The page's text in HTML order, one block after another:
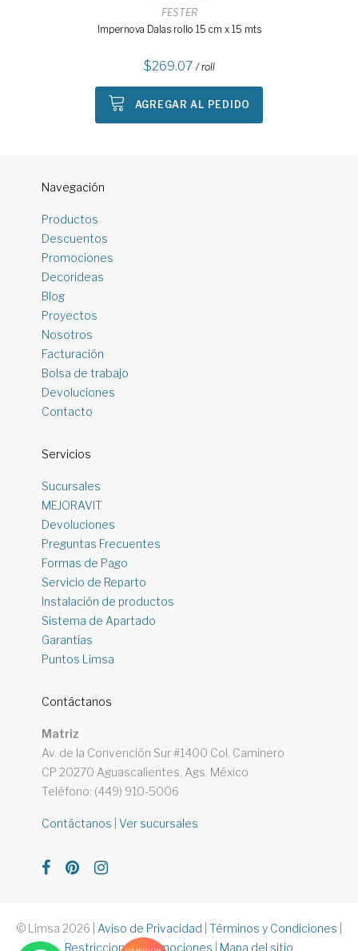
FESTER
Impernova Dalas rollo 15 cm x 15 mts
269.07 / roll
AGREGAR AL PEDIDO
Navegación
Productos
Descuentos
Promociones
Decorideas
Blog
Proyectos
Nosotros
Facturación
Bolsa de trabajo
Devoluciones
Contacto
Servicios
Sucursales
MEJORAVIT
Devoluciones
Preguntas Frecuentes
Formas de Pago
Servicio de Reparto
Instalación de productos
Sistema de Apartado
Garantías
Puntos Limsa
Contáctanos
Matriz
Av. de la Convención Sur #1400 Col. Caminero
CP 20270 Aguascalientes, Ags. México
Teléfono: (449) 910-5006
Contáctanos |Ver sucursales
© Limsa 2026 Aviso de Privacidad Términos y Condiciones
Restricciones Promociones
Mapa del sitio